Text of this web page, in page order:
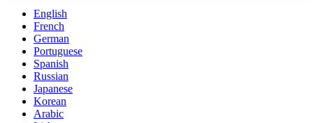
English
French
German
Portuguese
Spanish
Russian
Japanese
Korean
Arabic